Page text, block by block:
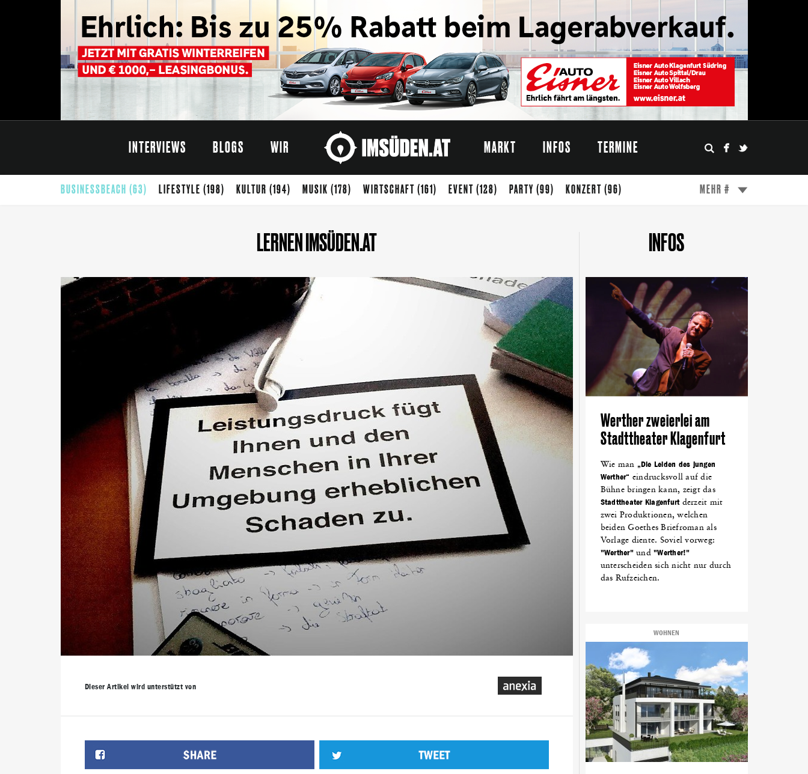
INTERVIEWS BLOGS WIR MARKT INFOS TERMINE
MEHR #
BUSINESSBEACH (63) LIFESTYLE (198) KULTUR (194) MUSIK (178) WIRTSCHAFT (161) EVENT (128) PARTY (99) KONZERT (96)
(39) SPORT(37) ARCHITEKTUR (27) DESIGN
KABARETT(23) WERBUNG(23) LOVENTAL IMSÜDEN.AT(22) (22) KINDER(21) COMEDY(19) LAVANTTAL(18) NETZWERKEN(18) LOVENTAL(18)
BAUKULTUR(17) KOCHEN (15) JUNGE WIRTSCHAFT(14) VELDEN(14) ALPEN-ADRIA-UNIVERSITÄT(13)
(12) ANEXIA(11) (11) COWORKING(10) (10) GRÜNDEN(10)
LERNEN IMSÜDEN.AT
Dieser Artikel wird unterstützt von
INFOS
Werther zweierlei am
Stadttheater Klagenfurt
Wie man „Die Leiden des jungen
Werther“ eindrucksvoll auf die
Bühne bringen kann, zeigt das
Stadttheater Klagenfurtderzeit mit
zwei Produktionen, welchen
beiden Goethes Briefroman als
Vorlage diente. Soviel vorweg:
"Werther"und "Werther!"
unterscheiden sich nicht nur durch
das Rufzeichen.
WOHNEN